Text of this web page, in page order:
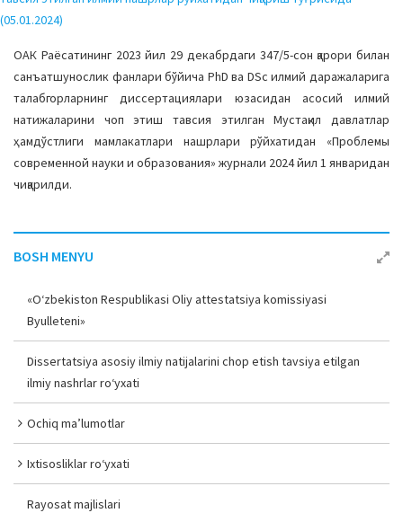
e
N
a
v
i
g
a
t
i
(05.01.2024)
ОАК Раёсатининг 2023 йил 29 декабрдаги 347/5-сон қарори билан
санъатшунослик фанлари бўйича PhD ва DSc илмий даражаларига
талабгорларнинг диссертациялари юзасидан асосий илмий
натижаларини чоп этиш тавсия этилган Мустақил давлатлар
ҳамдўстлиги мамлакатлари нашрлари рўйхатидан «Проблемы
современной науки и образования» журнали 2024 йил 1 январидан
чиқарилди.
BOSH MENYU
«O‘zbekiston Respublikasi Oliy attestatsiya komissiyasi
Byulleteni»
Dissertatsiya asosiy ilmiy natijalarini chop etish tavsiya etilgan
ilmiy nashrlar ro‘yxati
Ochiq ma’lumotlar
Ixtisosliklar ro‘yxati
Rayosat majlislari